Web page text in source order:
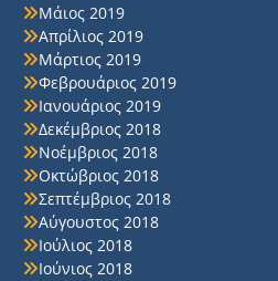
Μάιος 2019
Απρίλιος 2019
Μάρτιος 2019
Φεβρουάριος 2019
Ιανουάριος 2019
Δεκέμβριος 2018
Νοέμβριος 2018
Οκτώβριος 2018
Σεπτέμβριος 2018
Αύγουστος 2018
Ιούλιος 2018
Ιούνιος 2018